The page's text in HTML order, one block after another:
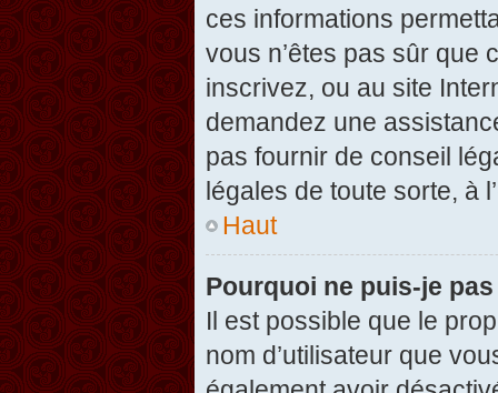
ces informations
vous n’êtes pas sûr que
inscrivez, ou au site
demandez une
pas fournir de conseil
légales de toute sorte, à
Haut
Pourquoi ne puis-je
Il est possible que le
nom d’utilisateur que